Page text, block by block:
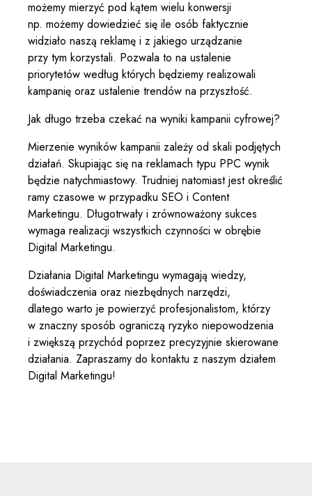
możemy mierzyć pod kątem wielu konwersji
np. możemy dowiedzieć się ile osób faktycznie
widziało naszą reklamę i z jakiego urządzanie
przy tym korzystali. Pozwala to na ustalenie
priorytetów według których będziemy realizowali
kampanię oraz ustalenie trendów na przyszłość.
Jak długo trzeba czekać na wyniki kampanii cyfrowej?
Mierzenie wyników kampanii zależy od skali podjętych
działań. Skupiając się na reklamach typu PPC wynik
będzie natychmiastowy. Trudniej natomiast jest określić
ramy czasowe w przypadku SEO i Content
Marketingu. Długotrwały i zrównoważony sukces
wymaga realizacji wszystkich czynności w obrębie
Digital Marketingu.
Działania Digital Marketingu wymagają wiedzy,
doświadczenia oraz niezbędnych narzędzi,
dlatego warto je powierzyć profesjonalistom, którzy
w znaczny sposób ograniczą ryzyko niepowodzenia
i zwiększą przychód poprzez precyzyjnie skierowane
działania. Zapraszamy do kontaktu z naszym działem
Digital Marketingu!